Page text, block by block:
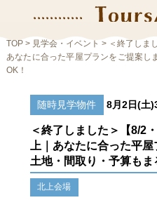
TOP> 見学会・イベント > ＜終了しま
あなたに合った平屋プランをご提案し
OK！
随時見学物件 8月2日(土
＜終了しました＞【8/2
上｜あなたに合った平
土地・間取り・予算もま
北上会場